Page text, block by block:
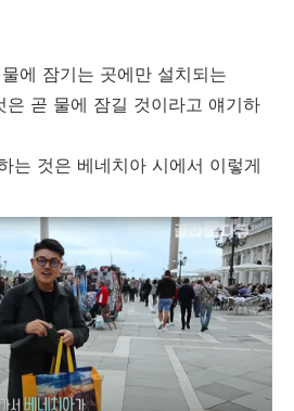
에 잠기는 곳에만 설치되는
곧 물에 잠길 것이라고 얘기하
는 것은 베네치아 시에서 이렇게